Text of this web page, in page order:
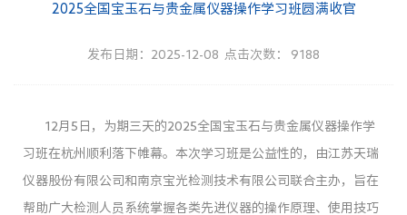
2025全国宝玉石与贵金属仪器操作学习班圆满收官
发布日期：2025-12-08 点击次数： 9188
12月5日，为期三天的2025全国宝玉石与贵金属仪器操作学
习班在杭州顺利落下帷幕。本次学习班是公益性的，由江苏天瑞
仪器股份有限公司和南京宝光检测技术有限公司联合主办，旨在
帮助广大检测人员系统掌握各类先进仪器的操作原理、使用技巧